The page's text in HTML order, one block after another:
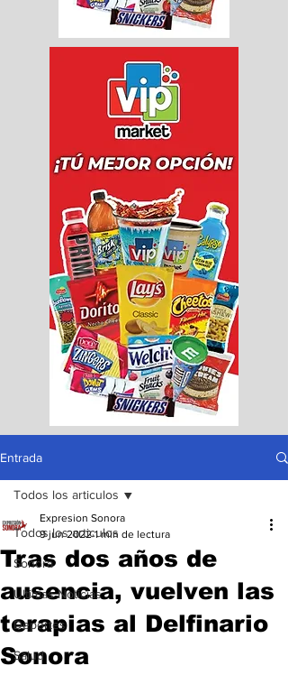
Entrada
Todos los articulos
Sonora
Ultimas Noticias
Deportes
Salud
Todos los articulos
Tras dos años de
ausencia, vuelven las
terapias al Delfinario
Sonora
Expresion Sonora
9 jun 2022 1 min de lectura